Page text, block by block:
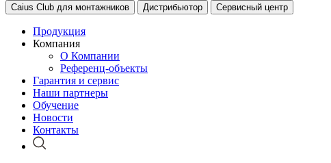
Caius Club для монтажников Дистрибьютор Сервисный центр
Продукция
Компания
О Компании
Референц-объекты
Гарантия и сервис
Наши партнеры
Обучение
Новости
Контакты